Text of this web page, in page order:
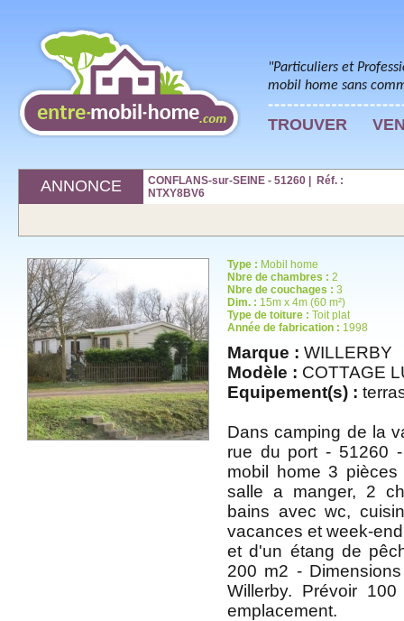
"Particuliers et
mobil home sans
TROUVER
ANNONCE
CONFLANS-sur-SEINE - 51260 | Réf. :
NTXY8BV6
Type : Mobil home
Nbre de chambres : 2
Nbre de couchages : 3
Dim. : 15m x 4m (60 m²)
Type de toiture : Toit plat
Année de fabrication : 1998
Marque : WILLERBY
Modèle : COTTAGE
Equipement(s) :
Dans camping de la
rue du port - 51260
mobil home 3
salle a manger, 2
bains avec wc,
vacances et week-
et d'un étang de
200 m2 -
Willerby. Prévoir
emplacement.